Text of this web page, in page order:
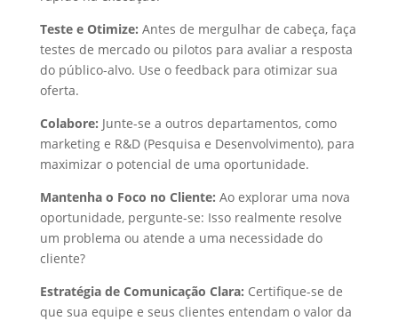
Teste e Otimize: Antes de mergulhar de cabeça, faça
testes de mercado ou pilotos para avaliar a resposta
do público-alvo. Use o feedback para otimizar sua
oferta.
Colabore: Junte-se a outros departamentos, como
marketing e R&D (Pesquisa e Desenvolvimento), para
maximizar o potencial de uma oportunidade.
Mantenha o Foco no Cliente: Ao explorar uma nova
oportunidade, pergunte-se: Isso realmente resolve
um problema ou atende a uma necessidade do
cliente?
Estratégia de Comunicação Clara: Certifique-se de
que sua equipe e seus clientes entendam o valor da